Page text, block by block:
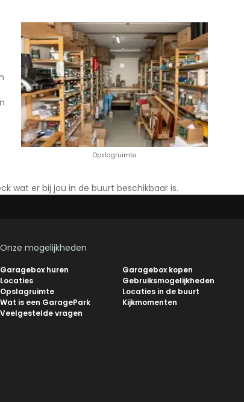
Opslagruimte
wat er bij jou in de buurt beschikbaar is.
Onze mogelijkheden
Garagebox huren
Garagebox kopen
Locaties
Gebruiksmogelijkheden
Opslagruimte
Locaties in de buurt
Wat is een GaragePark
Kijkmomenten
Veelgestelde vragen